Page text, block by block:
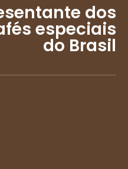
dos
especiais
do Brasil